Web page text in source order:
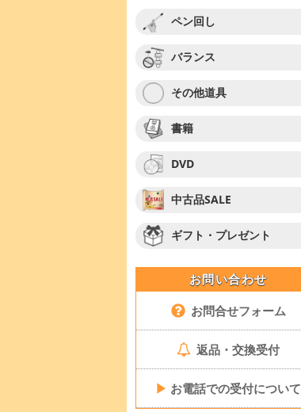
ペン回し
バランス
その他道具
書籍
DVD
中古品SALE
ギフト・プレゼント
お問い合わせ
お問合せフォーム
返品・交換受付
▶ お電話での受付について